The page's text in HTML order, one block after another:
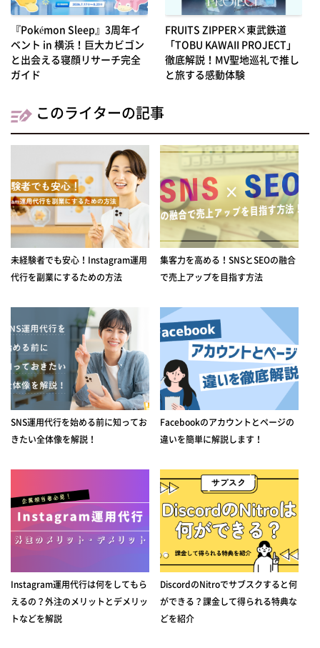
『Pokémon Sleep』3周年イ
ベント in 横浜！巨大カビゴン
と出会える寝顔リサーチ完全
ガイド
FRUITS ZIPPER×東武鉄道
「TOBU KAWAII PROJECT」
徹底解説！MV聖地巡礼で推し
と旅する感動体験
このライターの記事
未経験者でも安心！Instagram運用
代行を副業にするための方法
集客力を高める！SNSとSEOの融合
で売上アップを目指す方法
SNS運用代行を始める前に知ってお
きたい全体像を解説！
Facebookのアカウントとページの
違いを簡単に解説します！
Instagram運用代行は何をしてもら
えるの？外注のメリットとデメリッ
トなどを解説
DiscordのNitroでサブスクすると何
ができる？課金して得られる特典な
どを紹介